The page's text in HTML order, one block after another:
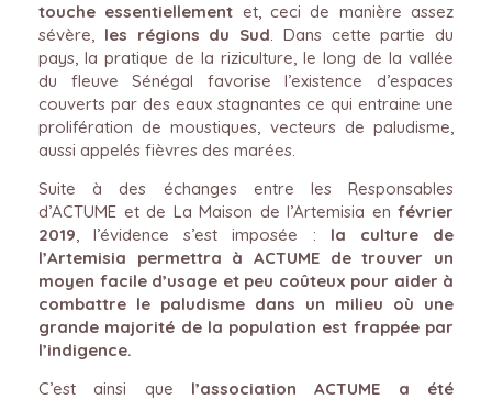
touche essentiellement et, ceci de manière assez
sévère, les régions du Sud. Dans cette partie du
pays, la pratique de la riziculture, le long de la vallée
du fleuve Sénégal favorise l’existence d’espaces
couverts par des eaux stagnantes ce qui entraine une
prolifération de moustiques, vecteurs de paludisme,
aussi appelés fièvres des marées.
Suite à des échanges entre les Responsables
d’ACTUME et de La Maison de l’Artemisia en février
2019, l’évidence s’est imposée : la culture de
l’Artemisia permettra à ACTUME de trouver un
moyen facile d’usage et peu coûteux pour aider à
combattre le paludisme dans un milieu où une
grande majorité de la population est frappée par
l’indigence.
C’est ainsi que l’association ACTUME a été